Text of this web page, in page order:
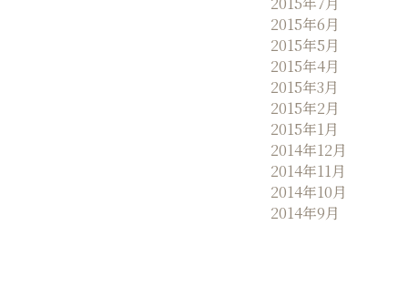
2015年6月
2015年5月
2015年4月
2015年3月
2015年2月
2015年1月
2014年12月
2014年11月
2014年10月
2014年9月